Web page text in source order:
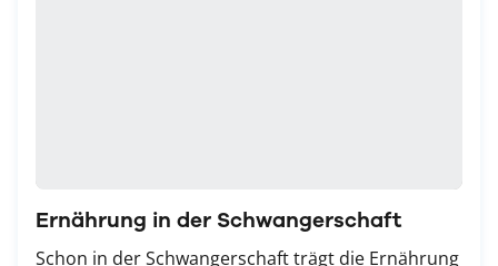
Ernährung in der Schwangerschaft
Schon in der Schwangerschaft trägt die Ernährung